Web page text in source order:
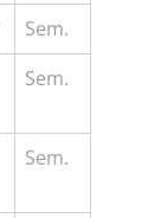
Sem.
Sem.
Sem.